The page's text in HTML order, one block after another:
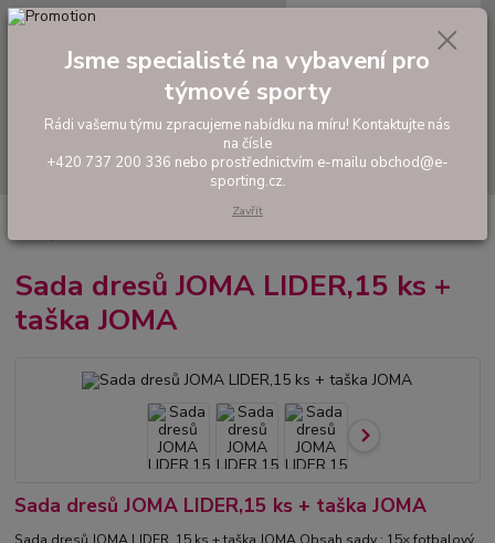
Hledat
tel: +420 737 200 336
0,00 Kč
Akční sady dresů
LIDER,15 ks + taška JOMA
Sada dresů JOMA LIDER,15 ks +
taška JOMA
Sada dresů JOMA LIDER,15 ks + taška JOMA
Sada dresů JOMA LIDER ,15 ks + taška JOMA Obsah sady : 15× fotbalový
Jsme specialisté na vybavení pro
týmové sporty
Rádi vašemu týmu zpracujeme nabídku na míru! Kontaktujte nás
na čísle
+420 737 200 336 nebo prostřednictvím e-mailu obchod@e-
sporting.cz.
Zavřít